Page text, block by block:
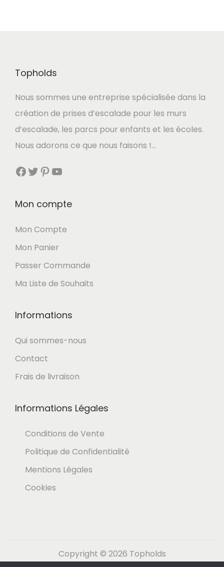
Topholds
Nous sommes une entreprise spécialisée dans la
création de prises d’escalade pour les murs
d’escalade, les parcs pour enfants et les écoles.
Nous adorons ce que nous faisons !…
Facebook Twitter Pinterest YouTube
Mon compte
Mon Compte
Mon Panier
Passer Commande
Ma Liste de Souhaits
Informations
Qui sommes-nous
Contact
Frais de livraison
Informations Légales
Conditions de Vente
Politique de Confidentialité
Mentions Légales
Cookies
Copyright © 2026 Topholds